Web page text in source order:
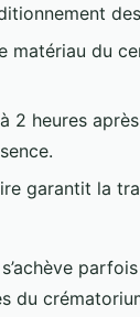
matériau du
à 2 heures
garantit la
du